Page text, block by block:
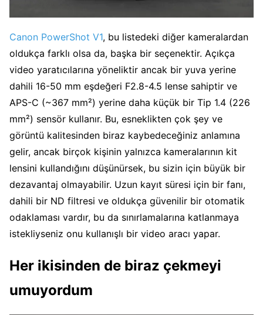
Canon PowerShot V1, bu listedeki diğer kameralardan
oldukça farklı olsa da, başka bir seçenektir. Açıkça
video yaratıcılarına yöneliktir ancak bir yuva yerine
dahili 16-50 mm eşdeğeri F2.8-4.5 lense sahiptir ve
APS-C (~367 mm²) yerine daha küçük bir Tip 1.4 (226
mm²) sensör kullanır. Bu, esneklikten çok şey ve
görüntü kalitesinden biraz kaybedeceğiniz anlamına
gelir, ancak birçok kişinin yalnızca kameralarının kit
lensini kullandığını düşünürsek, bu sizin için büyük bir
dezavantaj olmayabilir. Uzun kayıt süresi için bir fanı,
dahili bir ND filtresi ve oldukça güvenilir bir otomatik
odaklaması vardır, bu da sınırlamalarına katlanmaya
istekliyseniz onu kullanışlı bir video aracı yapar.
Her ikisinden de biraz çekmeyi
umuyordum